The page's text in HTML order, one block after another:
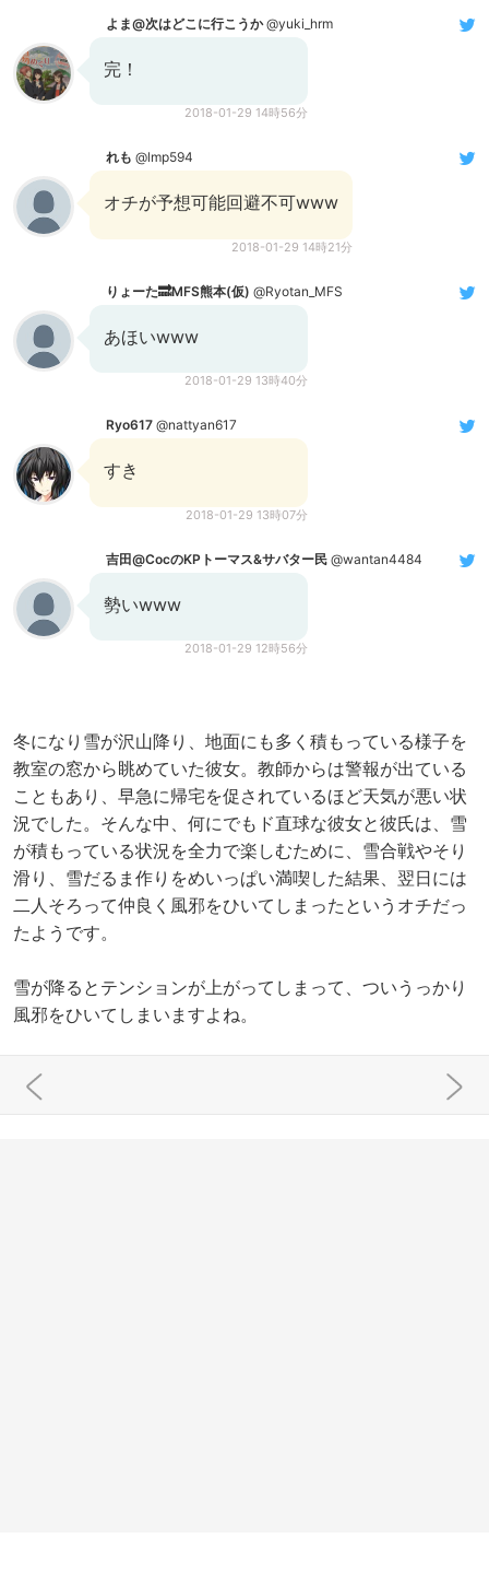
よま@次はどこに行こうか@yuki_hrm
完！
2018-01-29 14時56分
れも @lmp594
オチが予想可能回避不可www
2018-01-29 14時21分
りょーた🔜MFS熊本(仮) @Ryotan_MFS
あほいwww
2018-01-29 13時40分
Ryo617 @nattyan617
すき
2018-01-29 13時07分
吉田@CocのKPトーマス&サバター民 @wantan4484
勢いwww
2018-01-29 12時56分
冬になり雪が沢山降り、地面にも多く積もっている様子を
教室の窓から眺めていた彼女。教師からは警報が出ている
こともあり、早急に帰宅を促されているほど天気が悪い状
況でした。そんな中、何にでもド直球な彼女と彼氏は、雪
が積もっている状況を全力で楽しむために、雪合戦やそり
滑り、雪だるま作りをめいっぱい満喫した結果、翌日には
二人そろって仲良く風邪をひいてしまったというオチだっ
たようです。
雪が降るとテンションが上がってしまって、ついうっかり
風邪をひいてしまいますよね。